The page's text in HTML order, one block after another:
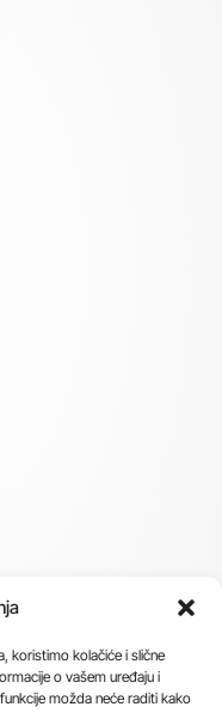
koristimo kolačiće i slične
o vašem uređaju i
možda neće raditi kako